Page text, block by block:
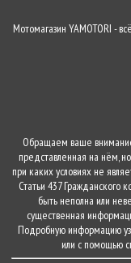
Мотомагазин YAMOTORI -
Обращаем ваше
представленная на нём,
при каких условиях не
Статьи 437
быть неполна или
существенная
Подробную информацию
или с помощью